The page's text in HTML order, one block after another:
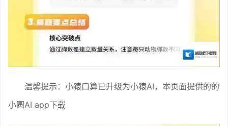
温馨提示：小猿口算已升级为小猿AI，本页面提供的的
小圆AI app下载